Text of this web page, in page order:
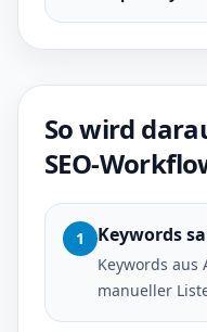
So wird
SEO-
1 Keywords
Keywords aus
manueller